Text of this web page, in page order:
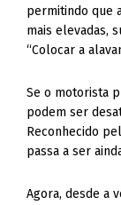
permitindo que
mais elevadas,
“Colocar a
Se o motorista
podem ser
Reconhecido
passa a ser
Agora, desde a